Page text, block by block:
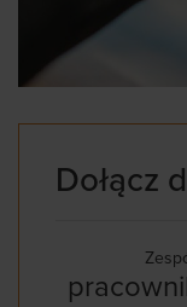
Dołącz